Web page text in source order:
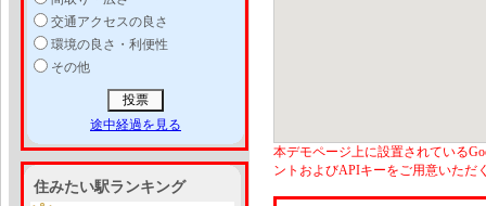
交通アクセスの良さ
環境の良さ・利便性
その他
途中経過を見る
住みたい駅ランキング
本デモページ上に設置されている
ントおよびAPIキーをご用意いただ